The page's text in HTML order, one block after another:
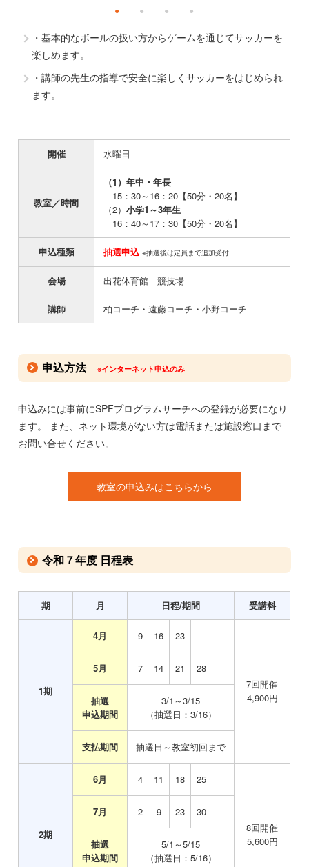
・基本的なボールの扱い方からゲームを通じてサッカーを
楽しめます。
・講師の先生の指導で安全に楽しくサッカーをはじめられ
ます。
開催 水曜日
教室／時間
（1）年中・年長
15：30～16：20【50分・20名】
（2）小学1～3年生
16：40～17：30【50分・20名】
申込種類 抽選申込※抽選後は定員まで追加受付
会場 出花体育館 競技場
講師 柏コーチ・遠藤コーチ・小野コーチ
申込方法※インターネット申込のみ
申込みには事前にSPFプログラムサーチへの登録が必要になり
ます。 また、ネット環境がない方は電話または施設窓口まで
お問い合せください。
教室の申込みはこちらから
令和７年度 日程表
期 月 日程/期間 受講料
1期
4月 9 16 23
7回開催
4,900円
5月 7 14 21 28
抽選
申込期間
3/1～3/15
（抽選日：3/16）
支払期間 抽選日～教室初回まで
2期
6月 4 11 18 25
8回開催
5,600円
7月 2 9 23 30
抽選
申込期間
5/1～5/15
（抽選日：5/16）